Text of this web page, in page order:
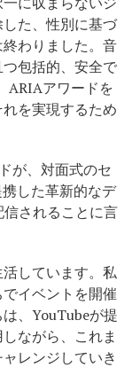
た、性別に基づ
わりました。音
包括的、安全で
ARIAアワードを
を実現するため
が、対面式のセ
した革新的なデ
されることに言
活しています。私
イベントを開催
、YouTubeが提
ながら、これま
レンジしていき